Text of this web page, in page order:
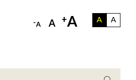
A
A
-A A +A